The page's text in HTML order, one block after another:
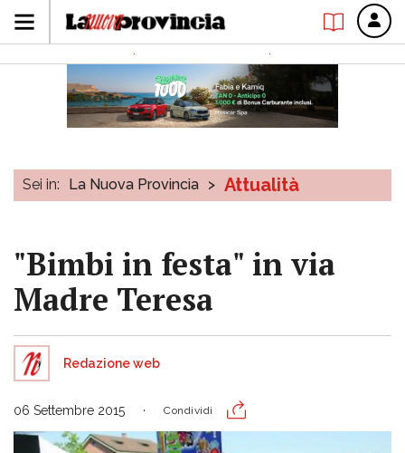
Sei in: La Nuova Provincia > Attualità
"Bimbi in festa" in via
Madre Teresa
Redazione web
06 Settembre 2015 Condividi